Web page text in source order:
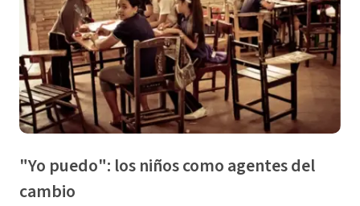
"Yo puedo": los niños como agentes del
cambio